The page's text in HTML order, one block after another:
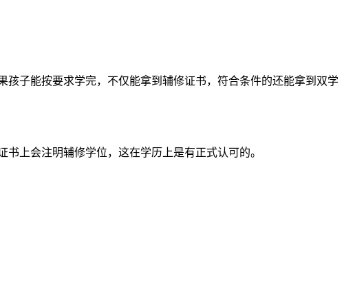
子能按要求学完，不仅能拿到辅修证书，符合条件的还能拿到双学
上会注明辅修学位，这在学历上是有正式认可的。
还得写毕业论文。
像微专业那样灵活调整。